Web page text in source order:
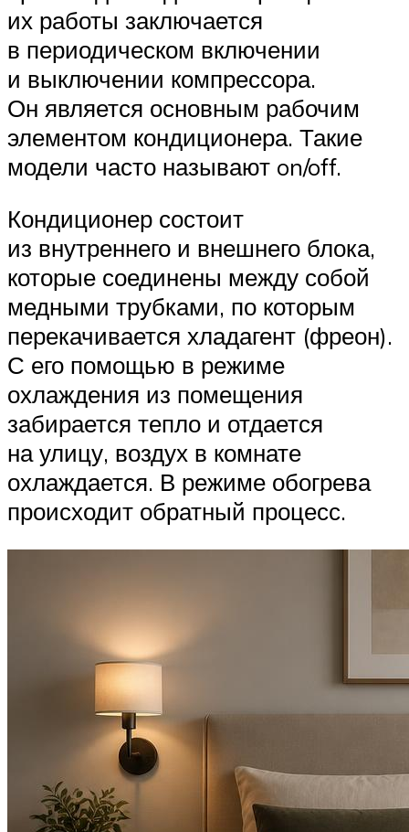
их работы заключается
в периодическом включении
и выключении компрессора.
Он является основным рабочим
элементом кондиционера. Такие
модели часто называют on/off.
Кондиционер состоит
из внутреннего и внешнего блока,
которые соединены между собой
медными трубками, по которым
перекачивается хладагент (фреон).
С его помощью в режиме
охлаждения из помещения
забирается тепло и отдается
на улицу, воздух в комнате
охлаждается. В режиме обогрева
происходит обратный процесс.